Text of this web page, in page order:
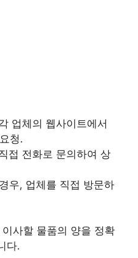
업체의 웹사이트에서
청.
접 전화로 문의하여 상
우, 업체를 직접 방문하
사할 물품의 양을 정확
다.